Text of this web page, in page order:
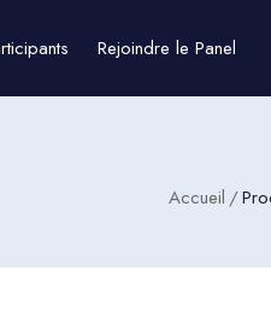
Rejoindre le Panel
Accueil